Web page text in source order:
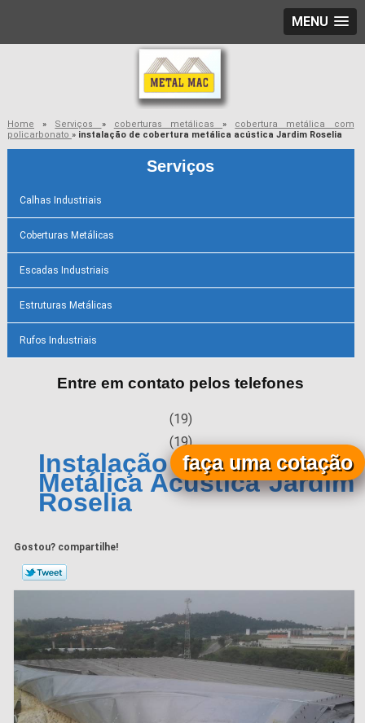
MENU
Home » Serviços » coberturas metálicas» cobertura metálica com
policarbonato » instalação de cobertura metálica acústica Jardim Roselia
Serviços
Calhas Industriais
Coberturas Metálicas
Escadas Industriais
Estruturas Metálicas
Rufos Industriais
Entre em contato pelos telefones
(19)
(19)
Instalação de Cobertura
Metálica Acústica Jardim
Roselia
Gostou? compartilhe!
faça uma cotação